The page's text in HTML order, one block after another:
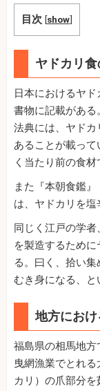
目次 [show]
ヤドカリ食
日本におけるヤ
書物に記載がある
法典には、ヤド
あることが載っ
く当たり前の食材
また『本朝食鑑
は、ヤドカリを塩
同じく江戸の学
を製造するため
る。曰く、拾い
むき身になる、と
地方にお
福島県の相馬地
曳網漁業でとれ
カリ）の爪部分